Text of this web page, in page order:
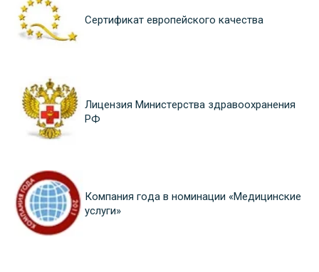
Сертификат европейского качества
Лицензия Министерства здравоохранения
РФ
Компания года в номинации «Медицинские
услуги»